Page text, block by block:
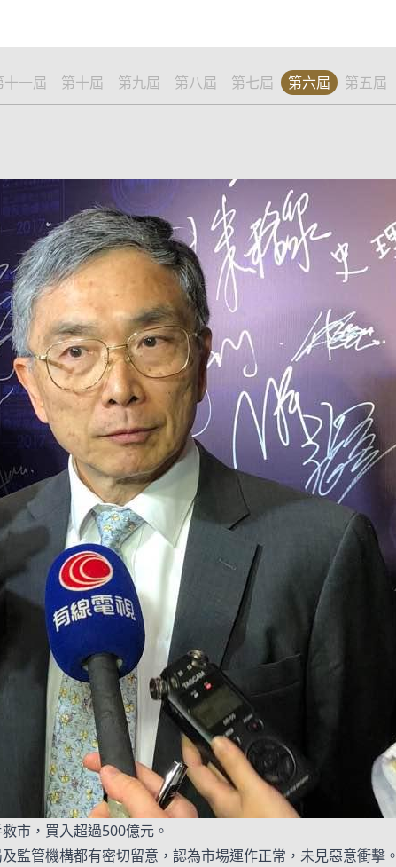
十一屆 第十屆 第九屆 第八屆 第七屆 第六屆 第五屆
市，買入超過500億元。
監管機構都有密切留意，認為市場運作正常，未見惡意衝擊。